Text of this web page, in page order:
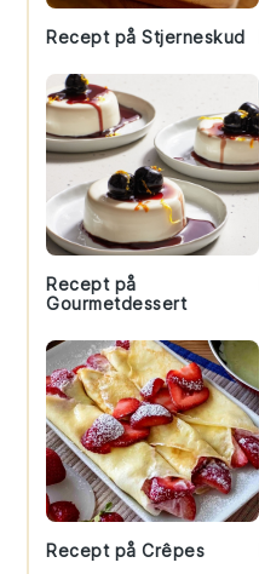
Recept på Stjerneskud
Recept på
Gourmetdessert
Recept på Crêpes